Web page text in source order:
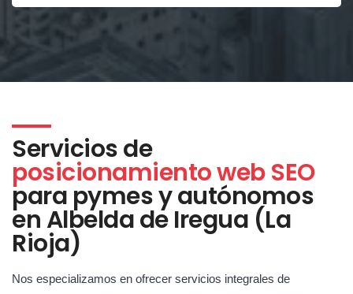
Servicios de
posicionamiento web SEO
para pymes y autónomos
en Albelda de Iregua (La
Rioja)
Nos especializamos en ofrecer servicios integrales de